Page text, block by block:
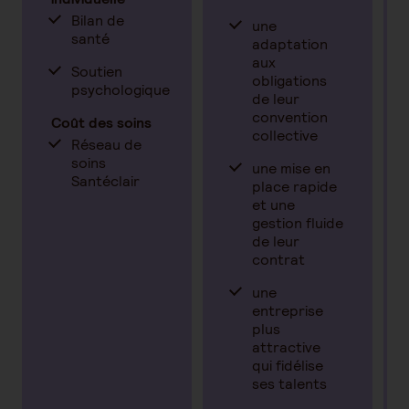
Bilan de
santé
Soutien
psychologique
Coût des soins
Réseau de
soins
Santéclair
une
adaptation
aux
obligations
de leur
convention
collective
une mise en
place rapide
et une
gestion fluide
de leur
contrat
une
entreprise
plus
attractive
qui fidélise
ses talents